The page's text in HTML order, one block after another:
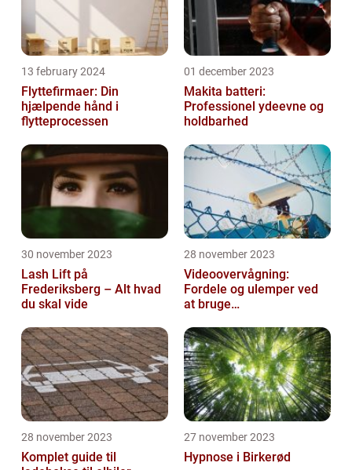
13 february 2024
Flyttefirmaer: Din
hjælpende hånd i
flytteprocessen
01 december 2023
Makita batteri:
Professionel ydeevne og
holdbarhed
30 november 2023
Lash Lift på
Frederiksberg – Alt hvad
du skal vide
28 november 2023
Videoovervågning:
Fordele og ulemper ved
at bruge
28 november 2023
Komplet guide til
27 november 2023
Hypnose i Birkerød